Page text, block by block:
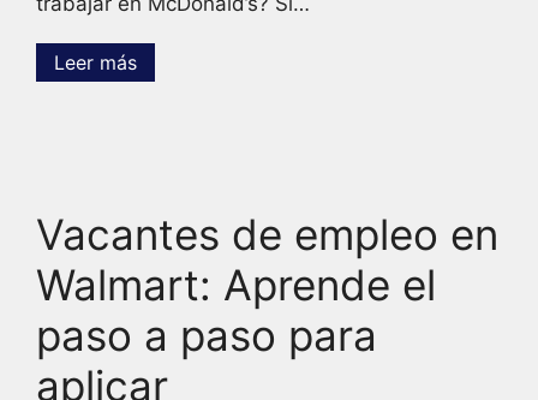
Leer más
Vacantes de empleo en
Walmart: Aprende el
paso a paso para
aplicar